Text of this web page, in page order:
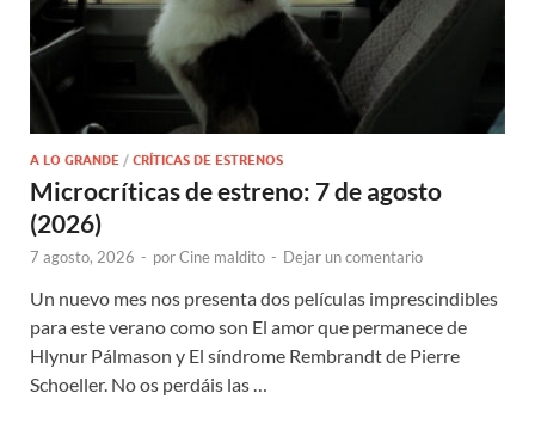
A LO GRANDE / CRÍTICAS DE ESTRENOS
Microcríticas de estreno: 7 de agosto
(2026)
7 agosto, 2026 - porCine maldito - Dejar un comentario
Un nuevo mes nos presenta dos películas imprescindibles
para este verano como son El amor que permanece de
Hlynur Pálmason y El síndrome Rembrandt de Pierre
Schoeller. No os perdáis las …